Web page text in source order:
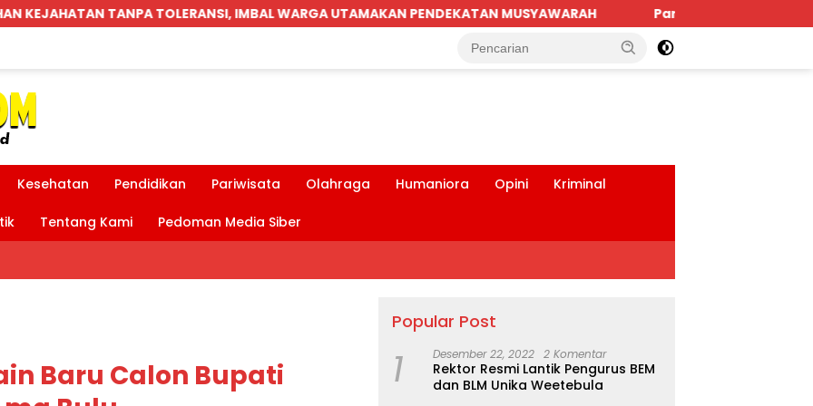
WARGA UTAMAKAN PENDEKATAN MUSYAWARAH Parkiran Indomaret dan Bank BRI SBD Mengancam
Kesehatan Pendidikan Pariwisata Olahraga Humaniora Opini Kriminal
Tentang Kami Pedoman Media Siber
Baru Calon Bupati
Popular Post
1 Desember 22, 2022 2 Komentar
Rektor Resmi Lantik Pengurus BEM
dan BLM Unika Weetebula